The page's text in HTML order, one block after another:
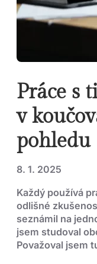
Práce s
v
pohledu
8. 1. 2025
Každý používá
odlišné
seznámil na
jsem studoval
Považoval jsem